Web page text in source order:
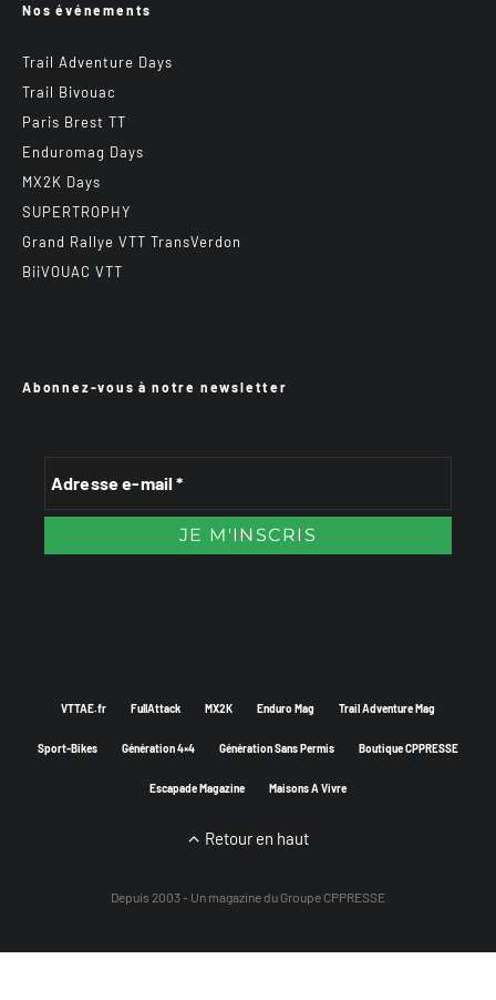
Nos événements
Trail Adventure Days
Trail Bivouac
Paris Brest TT
Enduromag Days
MX2K Days
SUPERTROPHY
Grand Rallye VTT TransVerdon
BiiVOUAC VTT
Abonnez-vous à notre newsletter
VTTAE.fr FullAttack MX2K Enduro Mag Trail Adventure Mag
Sport-Bikes Génération 4×4 Génération Sans Permis Boutique CPPRESSE
Escapade Magazine Maisons A Vivre
Retour en haut
Depuis 2003 - Un magazine du Groupe CPPRESSE